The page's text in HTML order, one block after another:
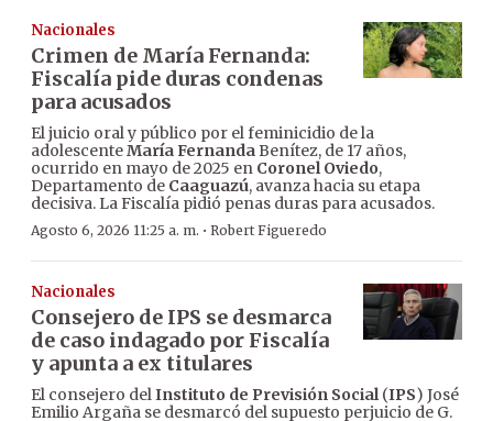
Nacionales
Crimen de María Fernanda:
Fiscalía pide duras condenas
para acusados
El juicio oral y público por el feminicidio de la
adolescenteMaría FernandaBenítez, de 17 años,
ocurrido en mayo de 2025 en Coronel Oviedo,
Departamento de Caaguazú, avanza hacia su etapa
decisiva. La Fiscalía pidió penas duras para acusados.
Agosto 6, 2026 11:25 a. m. · Robert Figueredo
Nacionales
Consejero de IPS se desmarca
de caso indagado por Fiscalía
y apunta a ex titulares
El consejero delInstituto de Previsión Social(IPS) José
Emilio Argaña se desmarcó del supuesto perjuicio de G.